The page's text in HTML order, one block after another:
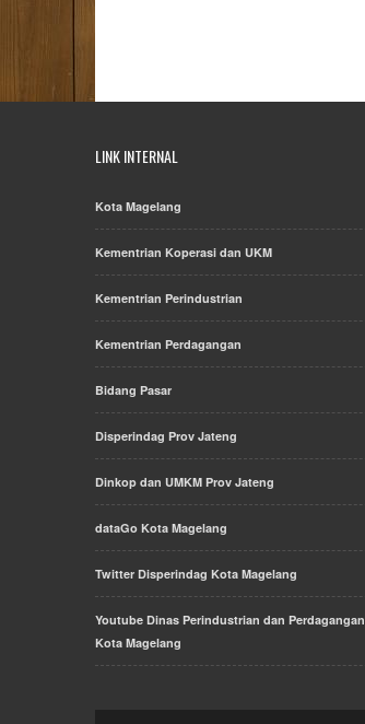
LINK INTERNAL
Kota Magelang
Kementrian Koperasi dan UKM
Kementrian Perindustrian
Kementrian Perdagangan
Bidang Pasar
Disperindag Prov Jateng
Dinkop dan UMKM Prov Jateng
dataGo Kota Magelang
Twitter Disperindag Kota Magelang
Youtube Dinas Perindustrian dan Perdagangan
Kota Magelang